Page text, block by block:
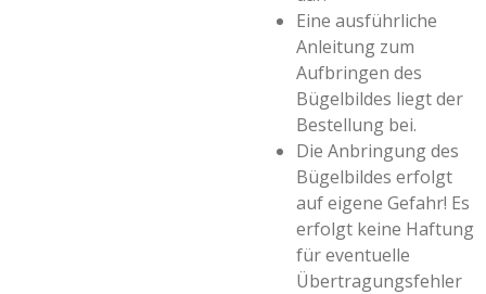
Eine ausführliche
Anleitung zum
Aufbringen des
Bügelbildes liegt der
Bestellung bei.
Die Anbringung des
Bügelbildes erfolgt
auf eigene Gefahr! Es
erfolgt keine Haftung
für eventuelle
Übertragungsfehler